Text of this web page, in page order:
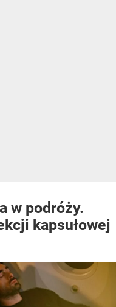
w podróży.
kapsułowej